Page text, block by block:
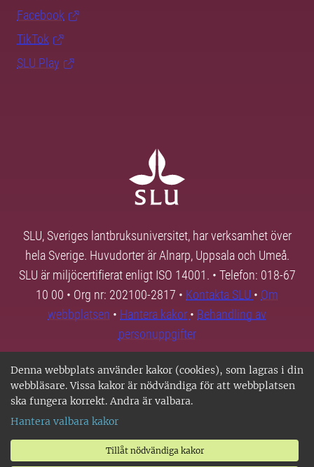
Denna webbplats använder kakor (cookies), som lagras i din
webbläsare. Vissa kakor är nödvändiga för att webbplatsen
ska fungera korrekt. Andra är valbara.
Hantera valbara kakor
Tillåt nödvändiga kakor
Facebook
TikTok
SLU Play
SLU, Sveriges lantbruksuniversitet, har verksamhet över
hela Sverige. Huvudorter är Alnarp, Uppsala och Umeå.
SLU är miljöcertifierat enligt ISO 14001. • Telefon: 018-67
10 00 • Org nr: 202100-2817 • Kontakta SLU • Om
webbplatsen • Hantera kakor • Behandling av
personuppgifter